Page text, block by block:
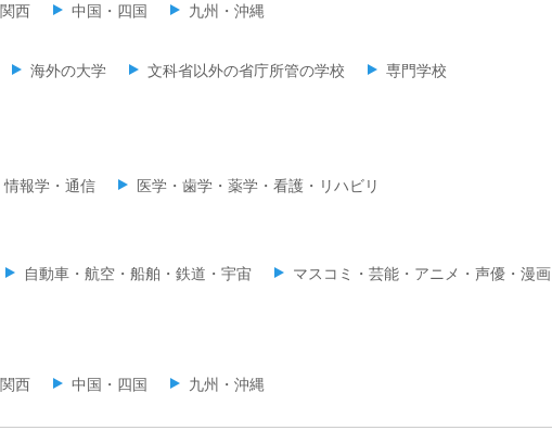
関西 中国・四国 九州・沖縄
海外の大学 文科省以外の省庁所管の学校
専門学校
情報学・通信 医学・歯学・薬学・看護・リハビリ
自動車・航空・船舶・鉄道・宇宙
マスコミ・芸能・アニメ・声優・漫画
関西 中国・四国 九州・沖縄